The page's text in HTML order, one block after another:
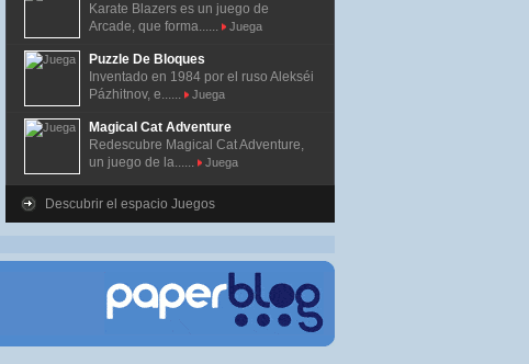
Karate Blazers es un juego de
Arcade, que forma......
Juega
Puzzle De Bloques
Inventado en 1984 por el ruso Alekséi
Pázhitnov, e......
Juega
Magical Cat Adventure
Redescubre Magical Cat Adventure,
un juego de la......
Juega
Descubrir el espacio Juegos